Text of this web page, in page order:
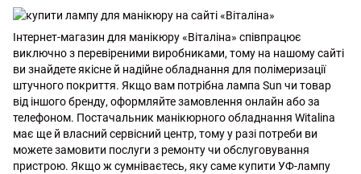
Інтернет-магазин для манікюру «Віталіна» співпрацює
виключно з перевіреними виробниками, тому на нашому сайті
ви знайдете якісне й надійне обладнання для полімеризації
штучного покриття. Якщо вам потрібна лампа Sun чи товар
від іншого бренду, оформляйте замовлення онлайн або за
телефоном. Постачальник манікюрного обладнання Witalina
має ще й власний сервісний центр, тому у разі потреби ви
можете замовити послуги з ремонту чи обслуговування
пристрою. Якщо ж сумніваєтесь, яку саме купити УФ-лампу